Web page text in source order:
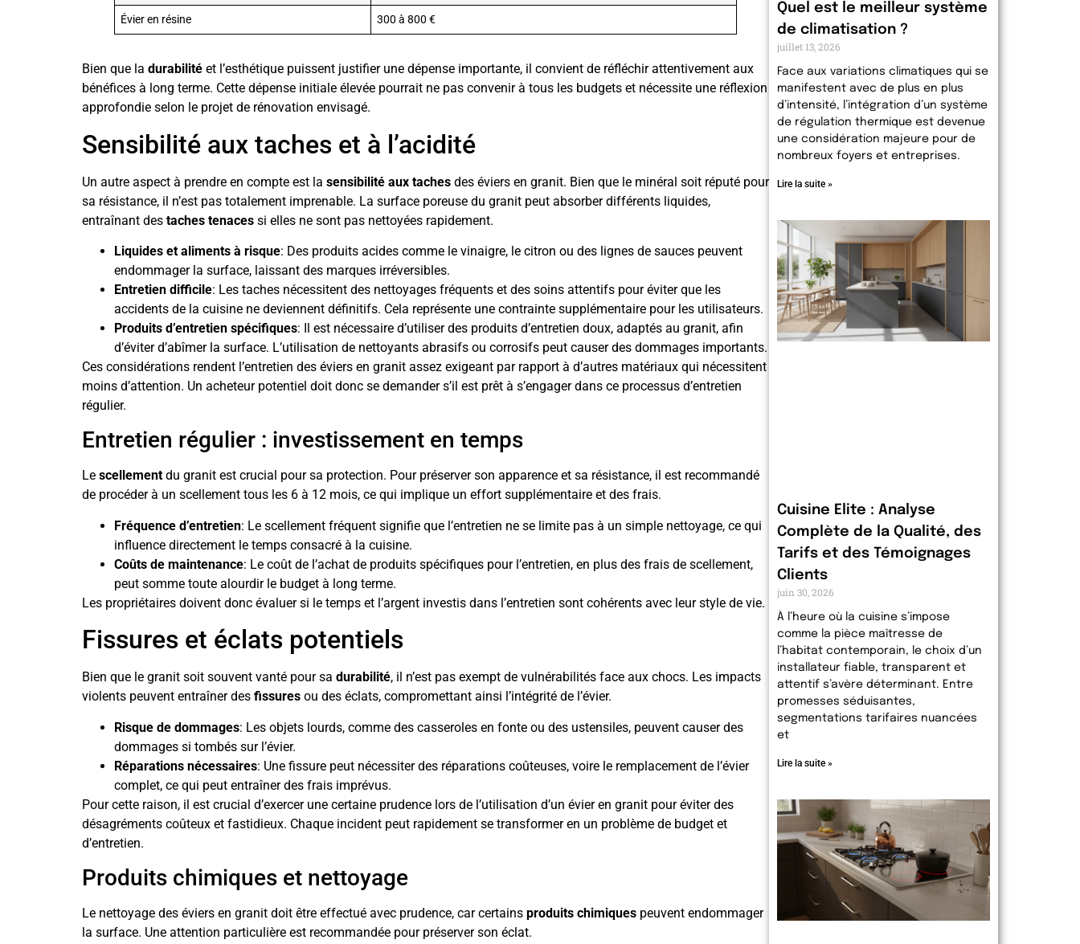
Évier en résine 300 à 800 €
Bien que la durabilité et l’esthétique puissent justifier une dépense importante, il convient de réfléchir attentivement aux
bénéfices à long terme. Cette dépense initiale élevée pourrait ne pas convenir à tous les budgets et nécessite une réflexion
approfondie selon le projet de rénovation envisagé.
Sensibilité aux taches et à l’acidité
Un autre aspect à prendre en compte est la sensibilité aux taches des éviers en granit. Bien que le minéral soit réputé pour
sa résistance, il n’est pas totalement imprenable. La surface poreuse du granit peut absorber différents liquides,
entraînant des taches tenaces si elles ne sont pas nettoyées rapidement.
Liquides et aliments à risque: Des produits acides comme le vinaigre, le citron ou des lignes de sauces peuvent
endommager la surface, laissant des marques irréversibles.
Entretien difficile: Les taches nécessitent des nettoyages fréquents et des soins attentifs pour éviter que les
accidents de la cuisine ne deviennent définitifs. Cela représente une contrainte supplémentaire pour les utilisateurs.
Produits d’entretien spécifiques: Il est nécessaire d’utiliser des produits d’entretien doux, adaptés au granit, afin
d’éviter d’abîmer la surface. L’utilisation de nettoyants abrasifs ou corrosifs peut causer des dommages importants.
Ces considérations rendent l’entretien des éviers en granit assez exigeant par rapport à d’autres matériaux qui nécessitent
moins d’attention. Un acheteur potentiel doit donc se demander s’il est prêt à s’engager dans ce processus d’entretien
régulier.
Entretien régulier : investissement en temps
Le scellement du granit est crucial pour sa protection. Pour préserver son apparence et sa résistance, il est recommandé
de procéder à un scellement tous les 6 à 12 mois, ce qui implique un effort supplémentaire et des frais.
Fréquence d’entretien: Le scellement fréquent signifie que l’entretien ne se limite pas à un simple nettoyage, ce qui
influence directement le temps consacré à la cuisine.
Coûts de maintenance: Le coût de l’achat de produits spécifiques pour l’entretien, en plus des frais de scellement,
peut somme toute alourdir le budget à long terme.
Les propriétaires doivent donc évaluer si le temps et l’argent investis dans l’entretien sont cohérents avec leur style de vie.
Fissures et éclats potentiels
Bien que le granit soit souvent vanté pour sa durabilité, il n’est pas exempt de vulnérabilités face aux chocs. Les impacts
violents peuvent entraîner des fissures ou des éclats, compromettant ainsi l’intégrité de l’évier.
Risque de dommages: Les objets lourds, comme des casseroles en fonte ou des ustensiles, peuvent causer des
dommages si tombés sur l’évier.
Réparations nécessaires: Une fissure peut nécessiter des réparations coûteuses, voire le remplacement de l’évier
complet, ce qui peut entraîner des frais imprévus.
Pour cette raison, il est crucial d’exercer une certaine prudence lors de l’utilisation d’un évier en granit pour éviter des
désagréments coûteux et fastidieux. Chaque incident peut rapidement se transformer en un problème de budget et
d’entretien.
Produits chimiques et nettoyage
Le nettoyage des éviers en granit doit être effectué avec prudence, car certains produits chimiques peuvent endommager
la surface. Une attention particulière est recommandée pour préserver son éclat.
Quel est le meilleur système
de climatisation ?
juillet 13, 2026
Face aux variations climatiques qui se
manifestent avec de plus en plus
d’intensité, l’intégration d’un système
de régulation thermique est devenue
une considération majeure pour de
nombreux foyers et entreprises.
Lire la suite »
Cuisine Elite : Analyse
Complète de la Qualité, des
Tarifs et des Témoignages
Clients
juin 30, 2026
À l’heure où la cuisine s’impose
comme la pièce maîtresse de
l’habitat contemporain, le choix d’un
installateur fiable, transparent et
attentif s’avère déterminant. Entre
promesses séduisantes,
segmentations tarifaires nuancées
et
Lire la suite »